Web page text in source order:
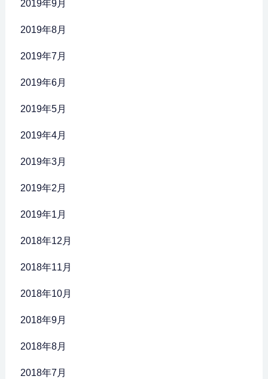
2019年9月
2019年8月
2019年7月
2019年6月
2019年5月
2019年4月
2019年3月
2019年2月
2019年1月
2018年12月
2018年11月
2018年10月
2018年9月
2018年8月
2018年7月